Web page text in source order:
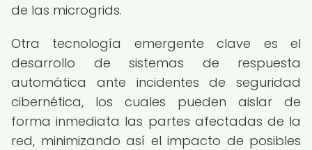
de las microgrids.
Otra tecnología emergente clave es el
desarrollo de sistemas de respuesta
automática ante incidentes de seguridad
cibernética, los cuales pueden aislar de
forma inmediata las partes afectadas de la
red, minimizando así el impacto de posibles